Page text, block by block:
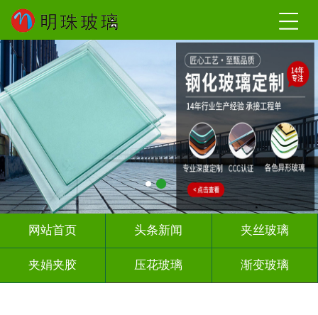
网站首页 头条新闻 夹丝玻璃
夹娟夹胶 压花玻璃 渐变玻璃